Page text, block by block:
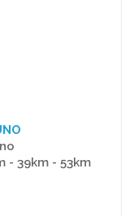
- 39km - 53km